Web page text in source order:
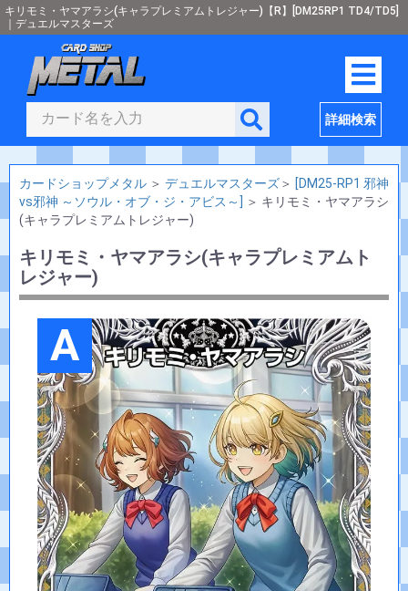
キリモミ・ヤマアラシ(キャラプレミアムトレジャー)【R】[DM25RP1 TD4/TD5]
｜デュエルマスターズ
詳細検索
カードショップメタル ＞ デュエルマスターズ＞ [DM25-RP1 邪神
vs邪神 ～ソウル・オブ・ジ・アビス～]
＞ キリモミ・ヤマアラシ
(キャラプレミアムトレジャー)
キリモミ・ヤマアラシ(キャラプレミアムト
レジャー)
A